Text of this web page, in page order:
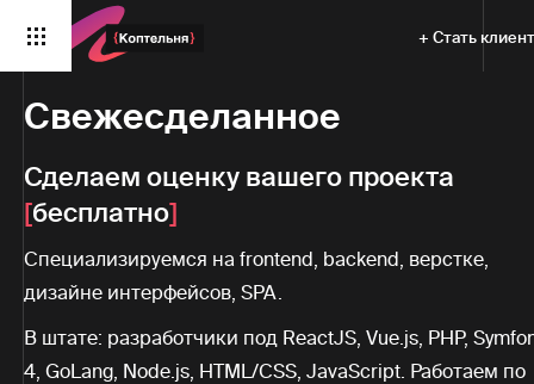
+ Стать
Свежесделанное
Сделаем оценку вашего проекта
бесплатно
Специализируемся на frontend, backend, верстке,
дизайне интерфейсов, SPA.
В штате: разработчики под ReactJS, Vue.js, PHP,
4, GoLang, Node.js, HTML/CSS, JavaScript. Работаем по